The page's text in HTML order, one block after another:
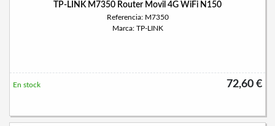
TP-LINK M7350 Router Movil 4G WiFi N150
Referencia: M7350
Marca: TP-LINK
72,60 €
En stock